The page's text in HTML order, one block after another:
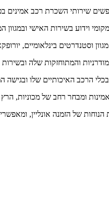
שירותי השכרת רכב אמינים
וידוע בשירות האישי ובמגוון
וסטנדרטים בינלאומיים,
והמתוחזקות שלה
הרכב האיכותיים שלו
ומבחר רחב של מכוניות,
של הזמנה אונליין,